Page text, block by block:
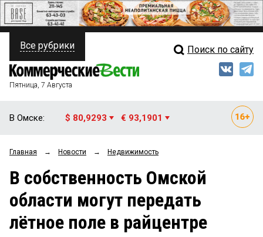
ПОЛИТИКА
ФИНАНСЫ
ОБЩЕСТВО
ЗАКОН
Свежий выпуск
Мнения
Рейтинги
Блоги
Архив
Все рубрики Поиск по сайту
Пятница, 7 Августа
В Омске: $ 80,9293 € 93,1901
Главная → Новости → Недвижимость
В собственность Омской
области могут передать
лётное поле в райцентре